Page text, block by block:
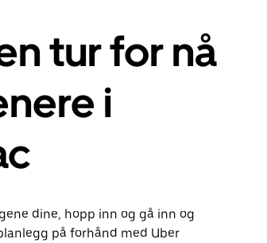
tur for nå
i
dine, hopp inn og gå inn og
på forhånd med Uber